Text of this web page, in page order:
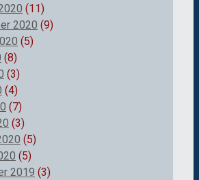
(11)
2020 (9)
(5)
(8)
(3)
(4)
(7)
(3)
(5)
(5)
2019 (3)